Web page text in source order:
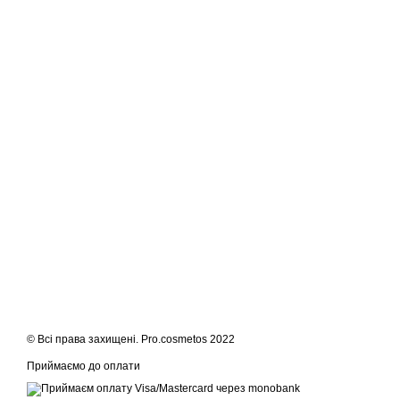
© Всі права захищені. Pro.cosmetos 2022
Приймаємо до оплати